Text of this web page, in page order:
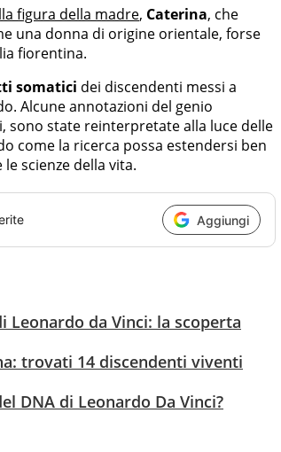
figura della madre, Caterina, che
una donna di origine orientale, forse
fiorentina.
somatici dei discendenti messi a
Alcune annotazioni del genio
sono state reinterpretate alla luce delle
come la ricerca possa estendersi ben
scienze della vita.
Aggiungi
Leonardo da Vinci: la scoperta
trovati 14 discendenti viventi
DNA di Leonardo Da Vinci?